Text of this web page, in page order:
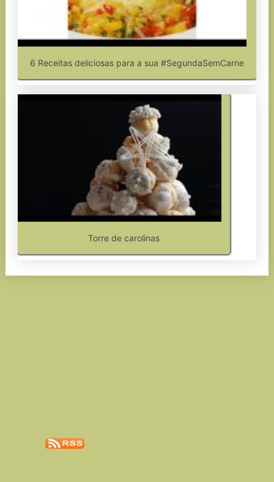
6 Receitas deliciosas para a sua #SegundaSemCarne
Torre de carolinas